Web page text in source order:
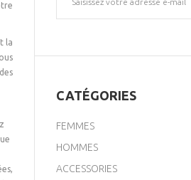
la
CATÉGORIES
FEMMES
HOMMES
ACCESSORIES